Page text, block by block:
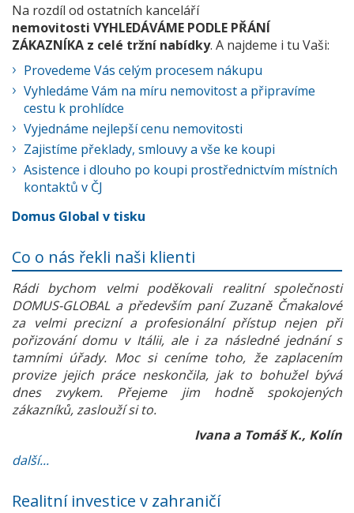
Na rozdíl od ostatních kanceláří
nemovitosti VYHLEDÁVÁME PODLE PŘÁNÍ
ZÁKAZNÍKA z celé tržní nabídky. A najdeme i tu Vaši:
Provedeme Vás celým procesem nákupu
Vyhledáme Vám na míru nemovitost a připravíme
cestu k prohlídce
Vyjednáme nejlepší cenu nemovitosti
Zajistíme překlady, smlouvy a vše ke koupi
Asistence i dlouho po koupi prostřednictvím místních
kontaktů v ČJ
Domus Global v tisku
Co o nás řekli naši klienti
Rádi bychom velmi poděkovali realitní společnosti
DOMUS-GLOBAL a především paní Zuzaně Čmakalové
za velmi precizní a profesionální přístup nejen při
pořizování domu v Itálii, ale i za následné jednání s
tamními úřady. Moc si ceníme toho, že zaplacením
provize jejich práce neskončila, jak to bohužel bývá
dnes zvykem. Přejeme jim hodně spokojených
zákazníků, zaslouží si to.
Ivana a Tomáš K., Kolín
další...
Realitní investice v zahraničí